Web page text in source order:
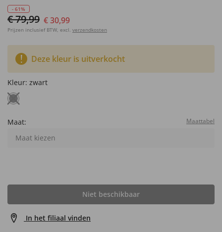
- 61%
€ 79,99 € 30,99
Prijzen inclusief BTW, excl. verzendkosten
Deze kleur is uitverkocht
Kleur: zwart
Maat: Maattabel
Maat kiezen
Niet beschikbaar
In het filiaal vinden